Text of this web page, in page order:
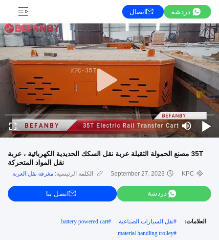
دردشة اتصال
35T مصنع الحمولة الثقيلة عربة نقل السكك الحديدية الكهربائية ، عربة
نقل المواد المتحركة
KPC
September 27, 2023 الكلمة الرئيسية: مغرفة نقل العربة
دردشة اتصل بنا
العلامات: #نقل السيارات الصناعية #
battery powered cart
#
material handling trolley